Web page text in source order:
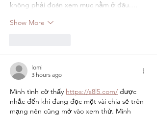
không phải đoán xem mục nằm ở đâu.…
Show More
lomi
3 hours ago
Mình tình cờ thấy https://s8l5.com/ được
nhắc đến khi đang đọc một vài chia sẻ trên
mạng nên cũng mở vào xem thử. Mình